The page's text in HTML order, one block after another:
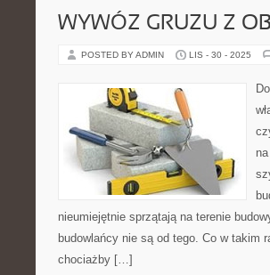
WYWÓZ GRUZU Z
POSTED BY ADMIN LIS - 30 - 2025
nieumiejętnie sprzątają na terenie
budowlańcy nie są od tego. Co w takim
chociażby […]